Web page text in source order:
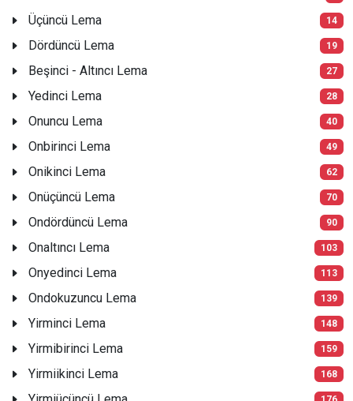
Üçüncü Lema 14
Dördüncü Lema 19
Beşinci - Altıncı Lema 27
Yedinci Lema 28
Onuncu Lema 40
Onbirinci Lema 49
Onikinci Lema 62
Onüçüncü Lema 70
Ondördüncü Lema 90
Onaltıncı Lema 103
Onyedinci Lema 113
Ondokuzuncu Lema 139
Yirminci Lema 148
Yirmibirinci Lema 159
Yirmiikinci Lema 168